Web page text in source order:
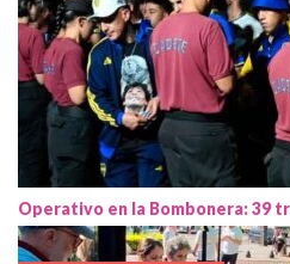
Operativo en la Bombonera: 39